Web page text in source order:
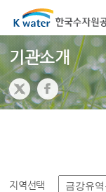
기관소개
지역선택